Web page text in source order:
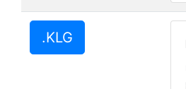
.KLG